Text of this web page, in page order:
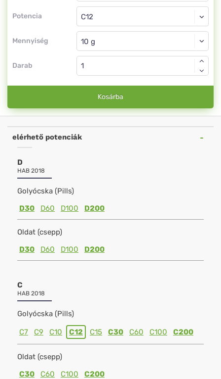
Potencia
Golyócska
C12
Mennyiség
Golyócska
Darab
Kosárba
elérhető potenciák
D
HAB 2018
Golyócska (Pills)
D30
D60 D100 D200
Oldat (csepp)
D30
D60 D100 D200
C
HAB 2018
Golyócska (Pills)
C7 C9 C10 C12 C15 C30 C60 C100 C200
Oldat (csepp)
C30
C60 C100 C200